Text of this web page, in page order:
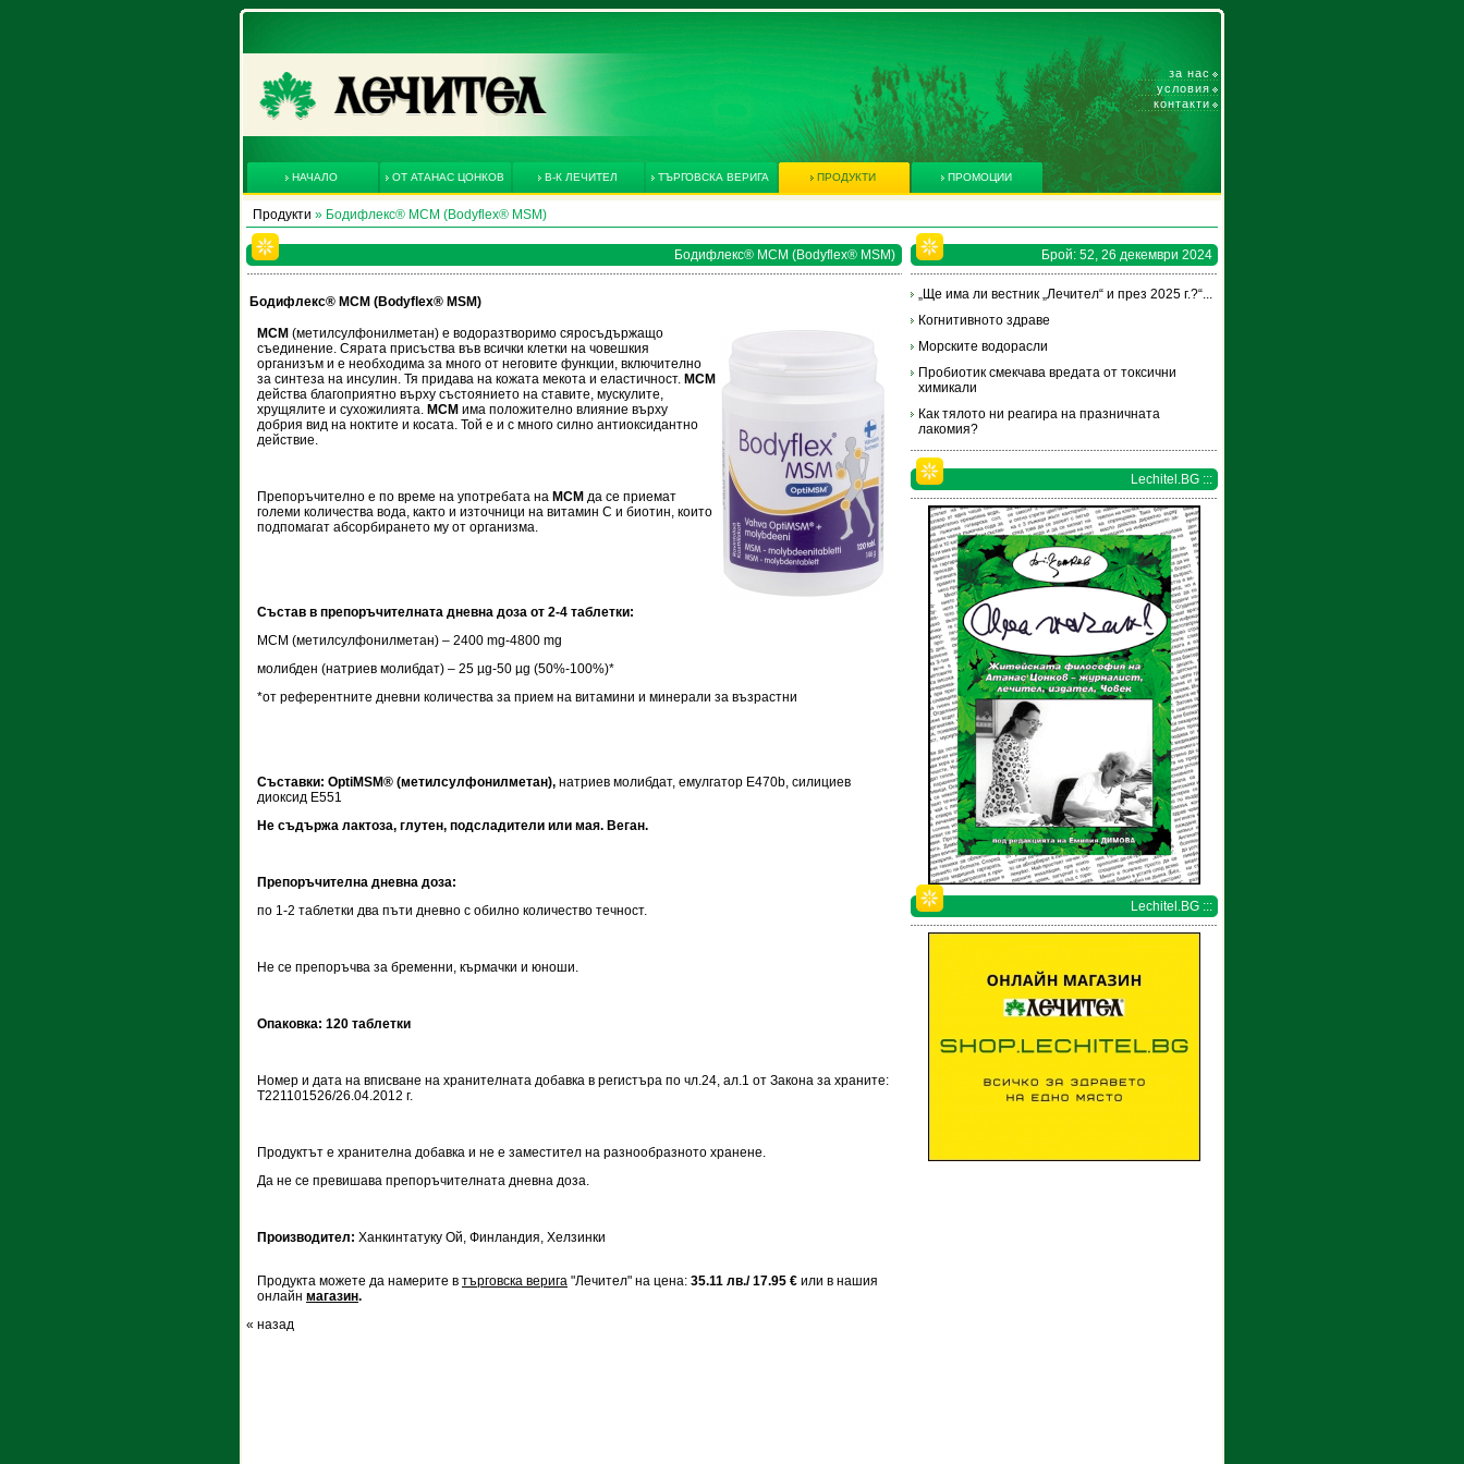
за нас
условия
контакти
НАЧАЛО ОТ АТАНАС ЦОНКОВ В-К ЛЕЧИТЕЛ ТЪРГОВСКА ВЕРИГА ПРОДУКТИ ПРОМОЦИИ
Продукти » Бодифлекс® МСМ (Bodyflex® MSM)
Бодифлекс® МСМ (Bodyflex® MSM)
Бодифлекс® МСМ (Bodyflex® MSM)
МСМ (метилсулфонилметан) е водоразтворимо сяросъдържащо
съединение. Сярата присъства във всички клетки на човешкия
организъм и е необходима за много от неговите функции, включително
за синтеза на инсулин. Тя придава на кожата мекота и еластичност. МСМ
действа благоприятно върху състоянието на ставите, мускулите,
хрущялите и сухожилията. МСМ има положително влияние върху
добрия вид на ноктите и косата. Той е и с много силно антиоксидантно
действие.
Препоръчително е по време на употребата на МСМ да се приемат
големи количества вода, както и източници на витамин С и биотин, които
подпомагат абсорбирането му от организма.
Състав в препоръчителната дневна доза от 2-4 таблетки:
МСМ (метилсулфонилметан) – 2400 mg-4800 mg
молибден (натриев молибдат) – 25 µg-50 µg (50%-100%)*
*от референтните дневни количества за прием на витамини и минерали за възрастни
Съставки: OptiMSM® (метилсулфонилметан), натриев молибдат, емулгатор Е470b, силициев
диоксид Е551
Не съдържа лактоза, глутен, подсладители или мая. Веган.
Препоръчителна дневна доза:
по 1-2 таблетки два пъти дневно с обилно количество течност.
Не се препоръчва за бременни, кърмачки и юноши.
Опаковка: 120 таблетки
Номер и дата на вписване на хранителната добавка в регистъра по чл.24, ал.1 от Закона за храните:
Т221101526/26.04.2012 г.
Продуктът е хранителна добавка и не е заместител на разнообразното хранене.
Да не се превишава препоръчителната дневна доза.
Производител: Ханкинтатуку Oй, Финландия, Хелзинки
Продукта можете да намерите в търговска верига "Лечител" на цена: 35.11 лв./ 17.95 € или в нашия
онлайн магазин.
« назад
Брой: 52, 26 декември 2024
„Ще има ли вестник „Лечител“ и през 2025 г.?“...
Когнитивното здраве
Морските водорасли
Пробиотик смекчава вредата от токсични
химикали
Как тялото ни реагира на празничната
лакомия?
Lechitel.BG :::
Lechitel.BG :::